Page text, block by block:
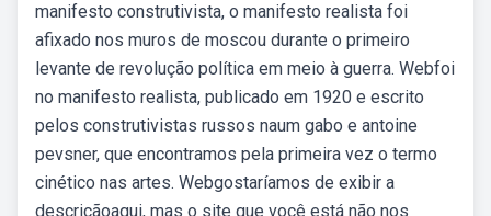
manifesto construtivista, o manifesto realista foi
afixado nos muros de moscou durante o primeiro
levante de revolução política em meio à guerra. Webfoi
no manifesto realista, publicado em 1920 e escrito
pelos construtivistas russos naum gabo e antoine
pevsner, que encontramos pela primeira vez o termo
cinético nas artes. Webgostaríamos de exibir a
descriçãoaqui, mas o site que você está não nos